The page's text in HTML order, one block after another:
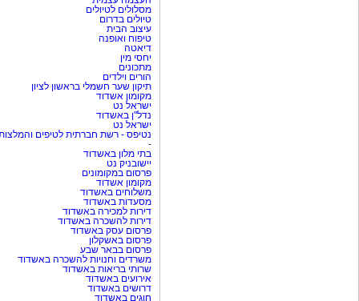
מסלולים לטיולים
טיולים בדרום
עיצוב הבית
טיפוח ואופנה
דיאטה
יחסי מין
מתכונים
הורים וילדים
תיקון שער חשמלי בראשון לציון
מקומון אשדוד
ישראל נט
נדל"ן באשדוד
ישראל נט
נטיפס - רשת חברתית לטיפים
-
בתי מלון באשדוד
יישובניק נט
פרסום במקומונים
מקומון אשדוד
משלוחים באשדוד
מסעדות באשדוד
דירות למכירה באשדוד
דירות להשכרה באשדוד
פרסום עסק באשדוד
פרסום באשקלון
פרסום בבאר שבע
משרדים וחנויות להשכרה באשדוד
שרותי בריאות באשדוד
אירועים באשדוד
דרושים באשדוד
חוגים באשדוד